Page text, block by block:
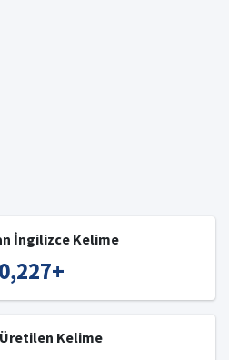
İngilizce Kelime
+
Kelime